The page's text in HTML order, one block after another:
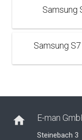
Samsung
Samsung
home E-man
Steinebach 3